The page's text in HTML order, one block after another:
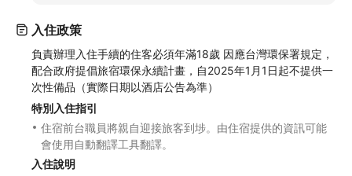
入住政策
負責辦理入住手續的住客必須年滿18歲 因應台灣環保署規定，
配合政府提倡旅宿環保永續計畫，自2025年1月1日起不提供一
次性備品（實際日期以酒店公告為準）
特別入住指引
住宿前台職員將親自迎接旅客到埗。由住宿提供的資訊可能
會使用自動翻譯工具翻譯。
入住說明